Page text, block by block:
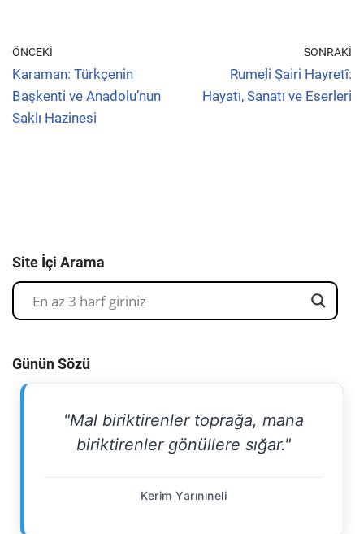
ÖNCEKI
Karaman: Türkçenin
Başkenti ve Anadolu’nun
Saklı Hazinesi
SONRAKI
Rumeli Şairi Hayretî:
Hayatı, Sanatı ve Eserleri
Site İçi Arama
Günün Sözü
"Mal biriktirenler toprağa, mana
biriktirenler gönüllere sığar."
Kerim Yarınıneli